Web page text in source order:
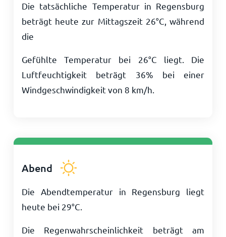
Die tatsächliche Temperatur in Regensburg
beträgt heute zur Mittagszeit 26°C , während
die
Gefühlte Temperatur bei 26°C liegt. Die
Luftfeuchtigkeit beträgt 36% bei einer
Windgeschwindigkeit von 8 km/h
Abend
Die Abendtemperatur in Regensburg liegt
heute bei 29°C
Die Regenwahrscheinlichkeit beträgt am